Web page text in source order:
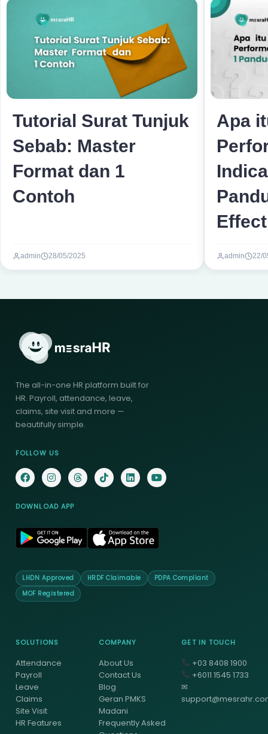
Tutorial Surat Tunjuk
Sebab: Master
Format dan 1
Contoh
admin 28/05/2025
Apa
admin 22/
The all-in-one HR platform built for
HR. Payroll, attendance, leave,
claims, site visit and more —
beautifully simple.
FOLLOW US
DOWNLOAD APP
LHDN Approved HRDF Claimable
PDPA Compliant
MOF Registered
SOLUTIONS
Attendance
Payroll
Leave
Claims
Site Visit
HR Features
COMPANY
About Us
Contact Us
Blog
Geran PMKS
Madani
Frequently Asked
GET IN TOUCH
+03 8408 1900
+6011 1545 1733
✉